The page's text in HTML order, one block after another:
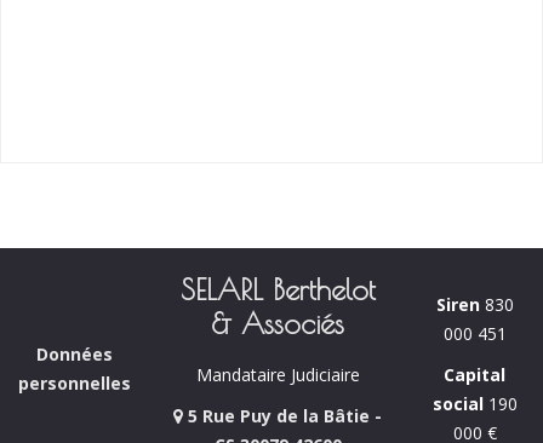
Données
personnelles
SELARL Berthelot
& Associés
Mandataire Judiciaire
5 Rue Puy de la Bâtie -
Siren830
000 451
Capital
social190
000 €